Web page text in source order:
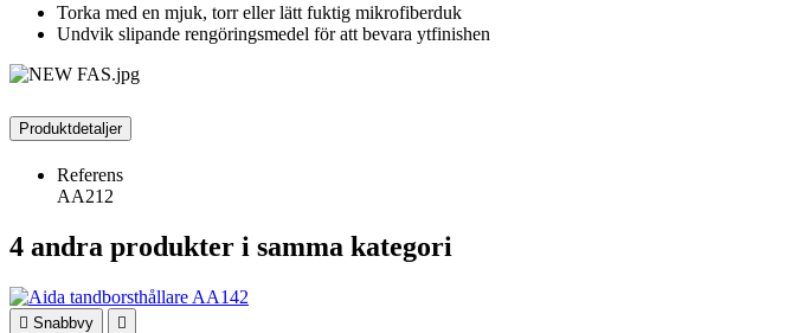
Torka med en mjuk, torr eller lätt fuktig mikrofiberduk
Undvik slipande rengöringsmedel för att bevara ytfinishen
Produktdetaljer
Referens
AA212
4 andra produkter i samma kategori
 Snabbvy 